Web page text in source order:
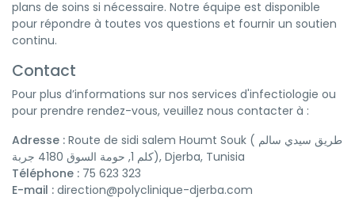
plans de soins si nécessaire. Notre équipe est disponible
pour répondre à toutes vos questions et fournir un soutien
continu.
Contact
Pour plus d’informations sur nos services d'infectiologie ou
pour prendre rendez-vous, veuillez nous contacter à :
Adresse : Route de sidi salem Houmt Souk ( طريق سيدي سالم
كلم 1, حومة السوق 4180 جربة), Djerba, Tunisia
Téléphone : 75 623 323
E-mail : direction@polyclinique-djerba.com